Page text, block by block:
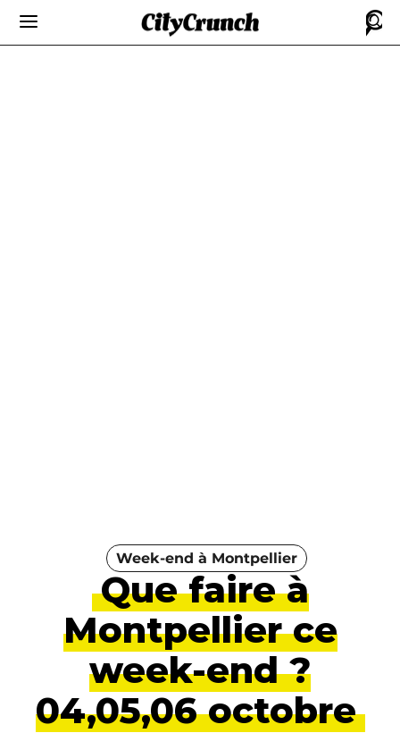
Week-end à Montpellier
Que faire à
Montpellier ce
week-end ?
04,05,06 octobre